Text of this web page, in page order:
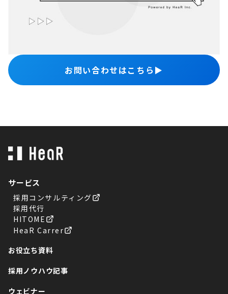
お問い合わせはこちら ▶︎
サービス
採用コンサルティング
採用代行
HITOME
HeaR Carrer
お役立ち資料
採用ノウハウ記事
ウェビナー